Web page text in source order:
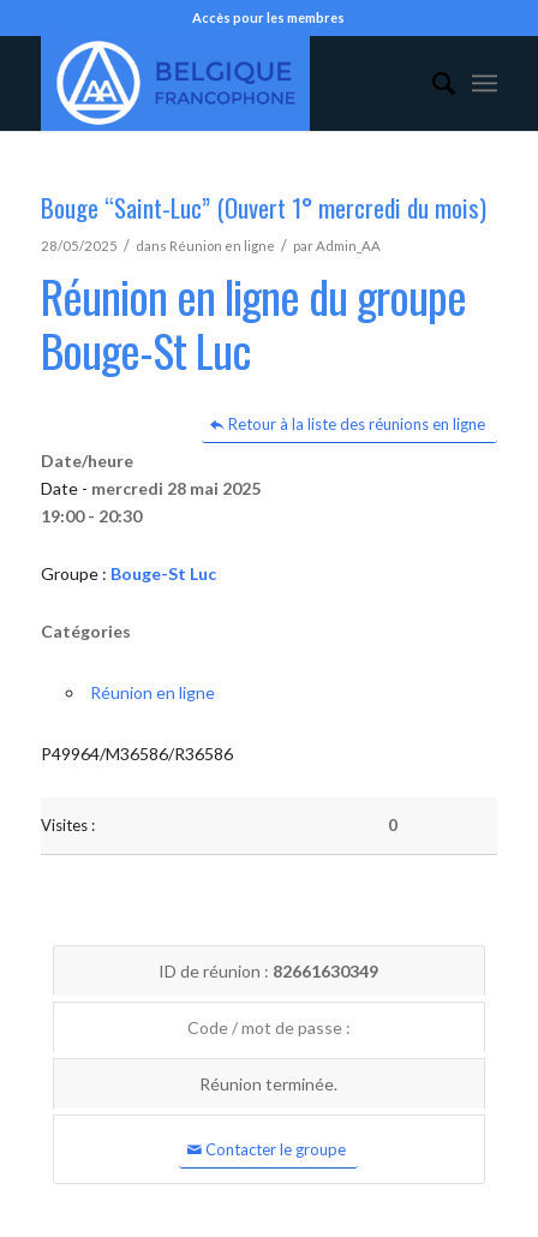
Accès pour les membres
Bouge “Saint-Luc” (Ouvert 1° mercredi du mois)
28/05/2025 / dans Réunion en ligne / parAdmin_AA
Réunion en ligne du groupe
Bouge-St Luc
Retour à la liste des réunions en ligne
Date/heure
Date - mercredi 28 mai 2025
19:00 - 20:30
Groupe : Bouge-St Luc
Catégories
Réunion en ligne
P49964/M36586/R36586
Visites : 0
ID de réunion : 82661630349
Code / mot de passe :
Réunion terminée.
Contacter le groupe